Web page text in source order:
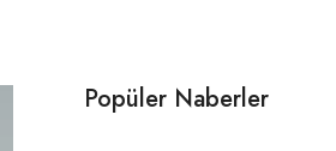
Popüler Naberler